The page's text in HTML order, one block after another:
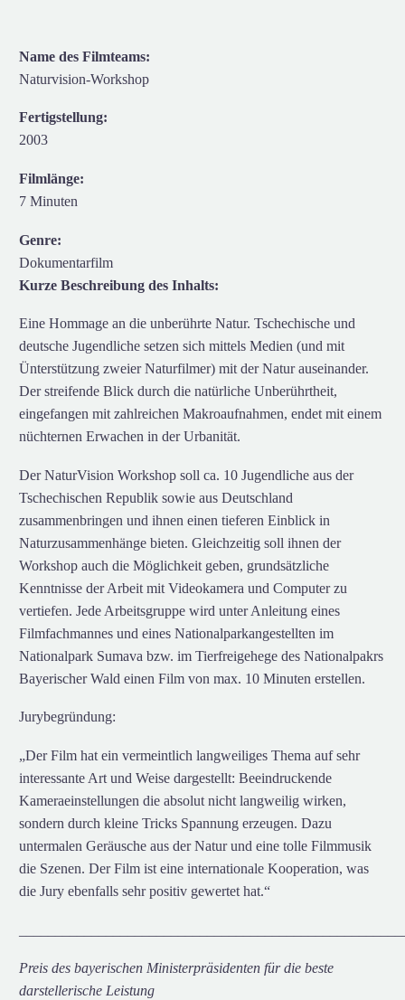
Name des Filmteams:
Naturvision-Workshop
Fertigstellung:
2003
Filmlänge:
7 Minuten
Genre:
Dokumentarfilm
Kurze Beschreibung des Inhalts:
Eine Hommage an die unberührte Natur. Tschechische und
deutsche Jugendliche setzen sich mittels Medien (und mit
Ünterstützung zweier Naturfilmer) mit der Natur auseinander.
Der streifende Blick durch die natürliche Unberührtheit,
eingefangen mit zahlreichen Makroaufnahmen, endet mit einem
nüchternen Erwachen in der Urbanität.
Der NaturVision Workshop soll ca. 10 Jugendliche aus der
Tschechischen Republik sowie aus Deutschland
zusammenbringen und ihnen einen tieferen Einblick in
Naturzusammenhänge bieten. Gleichzeitig soll ihnen der
Workshop auch die Möglichkeit geben, grundsätzliche
Kenntnisse der Arbeit mit Videokamera und Computer zu
vertiefen. Jede Arbeitsgruppe wird unter Anleitung eines
Filmfachmannes und eines Nationalparkangestellten im
Nationalpark Sumava bzw. im Tierfreigehege des Nationalpakrs
Bayerischer Wald einen Film von max. 10 Minuten erstellen.
Jurybegründung:
„Der Film hat ein vermeintlich langweiliges Thema auf sehr
interessante Art und Weise dargestellt: Beeindruckende
Kameraeinstellungen die absolut nicht langweilig wirken,
sondern durch kleine Tricks Spannung erzeugen. Dazu
untermalen Geräusche aus der Natur und eine tolle Filmmusik
die Szenen. Der Film ist eine internationale Kooperation, was
die Jury ebenfalls sehr positiv gewertet hat.“
Preis des bayerischen Ministerpräsidenten für die beste
darstellerische Leistung